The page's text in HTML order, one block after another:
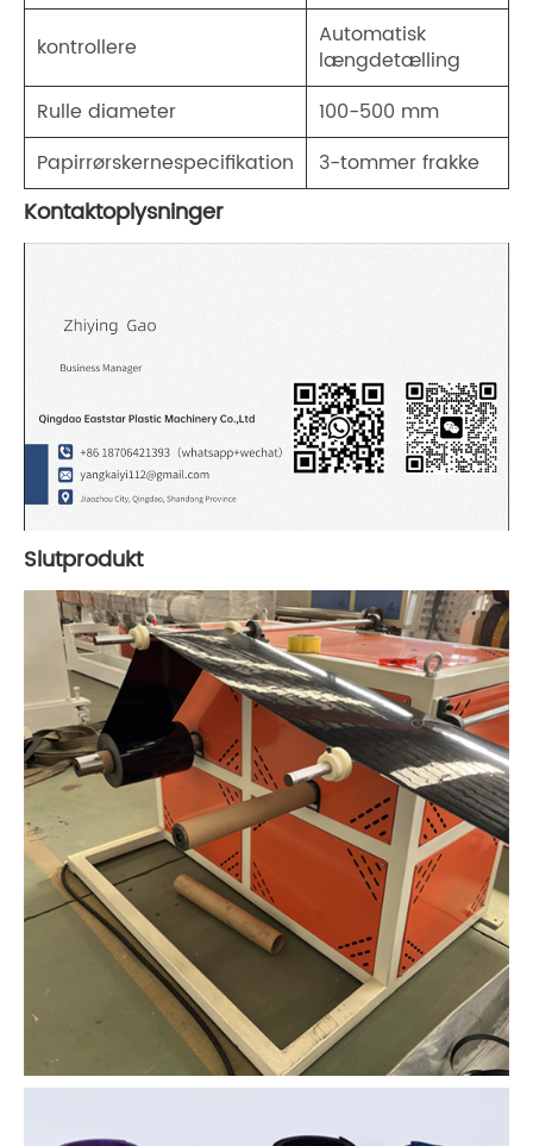
kontrollere
Automatisk
længdetælling
Rulle diameter
100-500 mm
Papirrørskernespecifikation
3-tommer frakke
Kontaktoplysninger
Slutprodukt